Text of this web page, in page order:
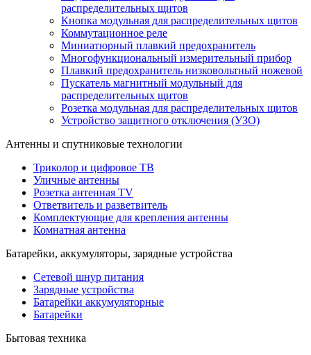
распределительных щитов
Кнопка модульная для распределительных щитов
Коммутационное реле
Миниатюрный плавкий предохранитель
Многофункциональный измерительный прибор
Плавкий предохранитель низковольтный ножевой
Пускатель магнитный модульный для
распределительных щитов
Розетка модульная для распределительных щитов
Устройство защитного отключения (УЗО)
Антенны и спутниковые технологии
Триколор и цифровое ТВ
Уличные антенны
Розетка антенная TV
Ответвитель и разветвитель
Комплектующие для крепления антенны
Комнатная антенна
Батарейки, аккумуляторы, зарядные устройства
Сетевой шнур питания
Зарядные устройства
Батарейки аккумуляторные
Батарейки
Бытовая техника